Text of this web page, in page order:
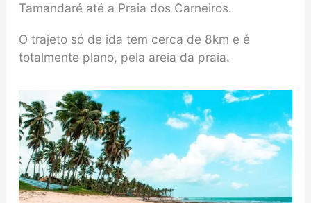
Tamandaré até a Praia dos Carneiros.
O trajeto só de ida tem cerca de 8km e é
totalmente plano, pela areia da praia.